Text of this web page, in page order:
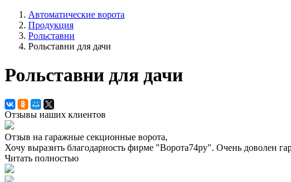
Автоматические ворота
Продукция
Рольставни
Рольставни для дачи
Рольставни для дачи
Отзывы наших клиентов
Отзыв на гаражные секционные ворота,
Хочу выразить благодарность фирме "Ворота74ру". Очень доволен
Читать полностью